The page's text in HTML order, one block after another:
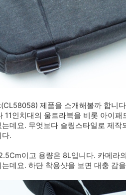
제품을 소개해볼까 합니
11인치대의 울트라북을 비롯 아이
데요. 무엇보다 슬링스타일로 제
다.
이고 용량은 8L입니다. 카메라
데요. 하단 착용샷을 보면 대충 감